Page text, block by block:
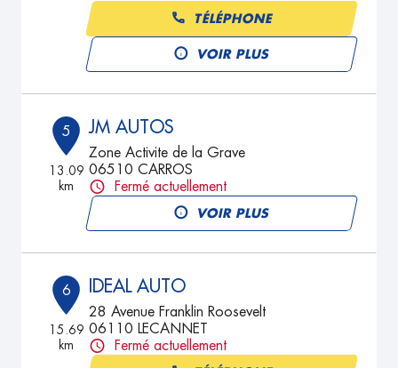
TÉLÉPHONE
VOIR PLUS
5
13.09
km
JM AUTOS
Zone Activite de la Grave
06510 CARROS
Fermé actuellement
VOIR PLUS
6
15.69
km
IDEAL AUTO
28 Avenue Franklin Roosevelt
06110 LECANNET
Fermé actuellement